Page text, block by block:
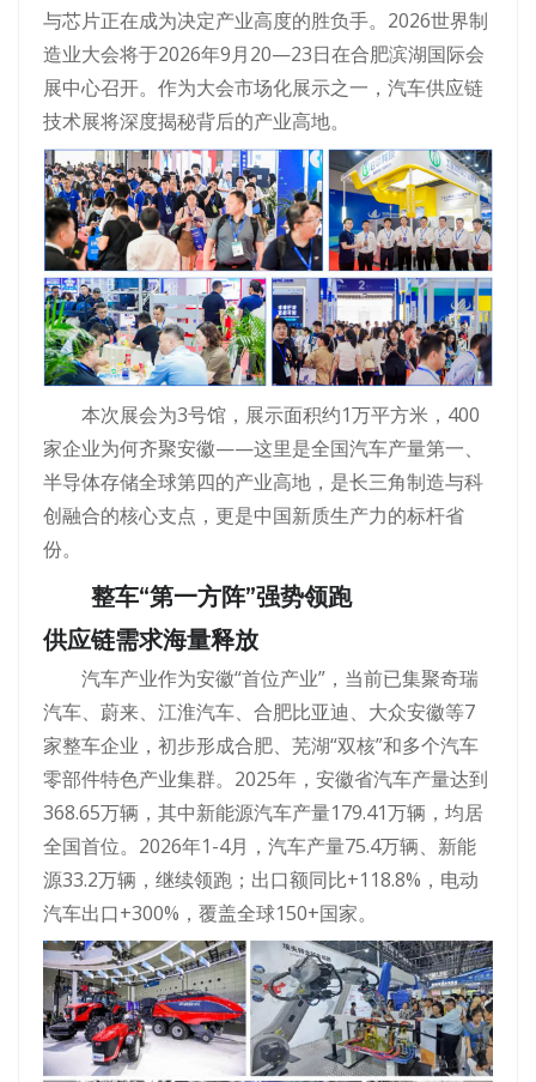
与芯片正在成为决定产业高度的胜负手。2026世界制
造业大会将于2026年9月20—23日在合肥滨湖国际会
展中心召开。作为大会市场化展示之一，汽车供应链
技术展将深度揭秘背后的产业高地。
本次展会为3号馆，展示面积约1万平方米，400
家企业为何齐聚安徽——这里是全国汽车产量第一、
半导体存储全球第四的产业高地，是长三角制造与科
创融合的核心支点，更是中国新质生产力的标杆省
份。
整车“第一方阵”强势领跑
供应链需求海量释放
汽车产业作为安徽“首位产业”，当前已集聚奇瑞
汽车、蔚来、江淮汽车、合肥比亚迪、大众安徽等7
家整车企业，初步形成合肥、芜湖“双核”和多个汽车
零部件特色产业集群。2025年，安徽省汽⻋产量达到
368.65万辆，其中新能源汽车产量179.41万辆，均居
全国首位。2026年1-4月，汽车产量75.4万辆、新能
源33.2万辆，继续领跑；出口额同比+118.8%，电动
汽车出口+300%，覆盖全球150+国家。